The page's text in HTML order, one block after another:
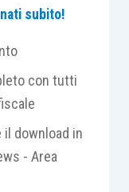
per causa
non sia
ilprincipio
con
14 giugno
acquistato
subito!
con tutti
download in
- Area